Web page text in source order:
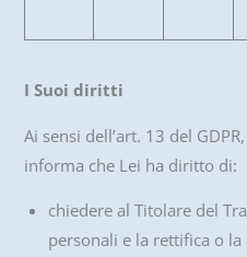
I Suoi diritti
Ai sensi dell’art. 13 del
informa che Lei ha diritto di:
chiedere al Titolare del
personali e la rettifica o la